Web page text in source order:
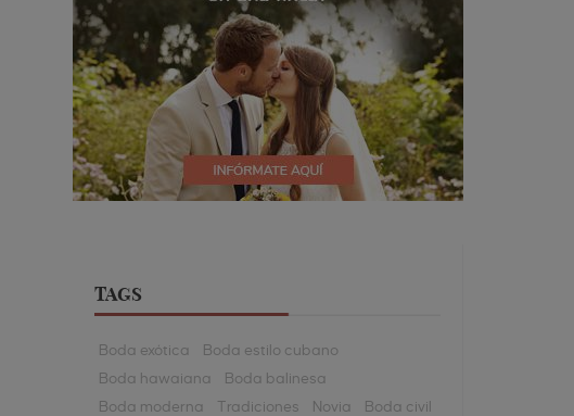
TAGS
Boda exótica
Boda estilo cubano
Boda hawaiana
Boda balinesa
Boda moderna
Tradiciones Novia
Boda civil